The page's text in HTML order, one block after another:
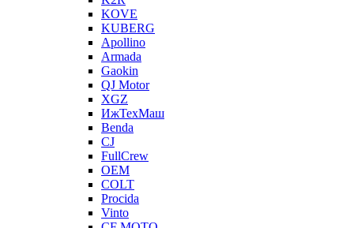
KOVE
KUBERG
Apollino
Armada
Gaokin
QJ Motor
XGZ
ИжТехМаш
Benda
CJ
FullCrew
OEM
COLT
Procida
Vinto